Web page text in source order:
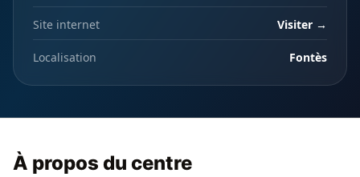
Site internet Visiter →
Localisation Fontès
À propos du centre